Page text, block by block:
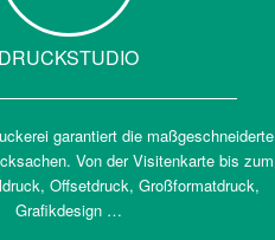
DRUCKSTUDIO
garantiert die maßgeschneiderte
Von der Visitenkarte bis zum
Offsetdruck, Großformatdruck,
Grafikdesign …